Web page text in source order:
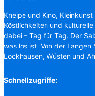
Kneipe und Kino,
Köstlichkeiten und
dabei – Tag für Tag. Der
was los ist. Von der
Lockhausen, Wüsten und
Schnellzugriffe: